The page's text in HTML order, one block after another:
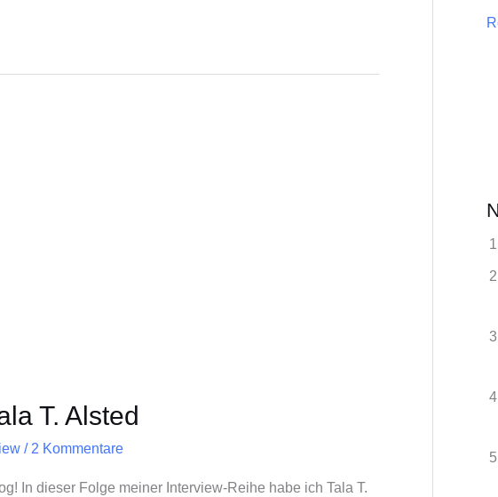
T. Alsted
/ 2 Kommentare
In dieser Folge meiner Interview-Reihe habe ich Tala T.